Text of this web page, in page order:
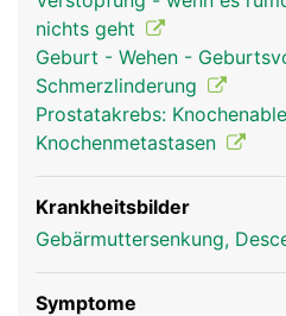
nichts geht
Geburt - Wehen -
Schmerzlinderung
Prostatakrebs:
Knochenmetastasen
Krankheitsbilder
Gebärmuttersenkung,
Symptome